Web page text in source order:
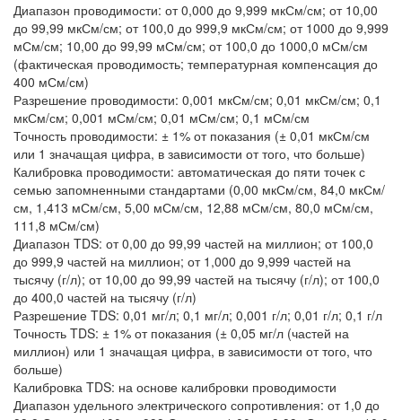
Диапазон проводимости: от 0,000 до 9,999 мкСм/см; от 10,00
до 99,99 мкСм/см; от 100,0 до 999,9 мкСм/см; от 1000 до 9,999
мСм/см; 10,00 до 99,99 мСм/см; от 100,0 до 1000,0 мСм/см
(фактическая проводимость; температурная компенсация до
400 мСм/см)
Разрешение проводимости: 0,001 мкСм/см; 0,01 мкСм/см; 0,1
мкСм/см; 0,001 мСм/см; 0,01 мСм/см; 0,1 мСм/см
Точность проводимости: ± 1% от показания (± 0,01 мкСм/см
или 1 значащая цифра, в зависимости от того, что больше)
Калибровка проводимости: автоматическая до пяти точек с
семью запомненными стандартами (0,00 мкСм/см, 84,0 мкСм/
см, 1,413 мСм/см, 5,00 мСм/см, 12,88 мСм/см, 80,0 мСм/см,
111,8 мСм/см)
Диапазон TDS: от 0,00 до 99,99 частей на миллион; от 100,0
до 999,9 частей на миллион; от 1,000 до 9,999 частей на
тысячу (г/л); от 10,00 до 99,99 частей на тысячу (г/л); от 100,0
до 400,0 частей на тысячу (г/л)
Разрешение TDS: 0,01 мг/л; 0,1 мг/л; 0,001 г/л; 0,01 г/л; 0,1 г/л
Точность TDS: ± 1% от показания (± 0,05 мг/л (частей на
миллион) или 1 значащая цифра, в зависимости от того, что
больше)
Калибровка TDS: на основе калибровки проводимости
Диапазон удельного электрического сопротивления: от 1,0 до